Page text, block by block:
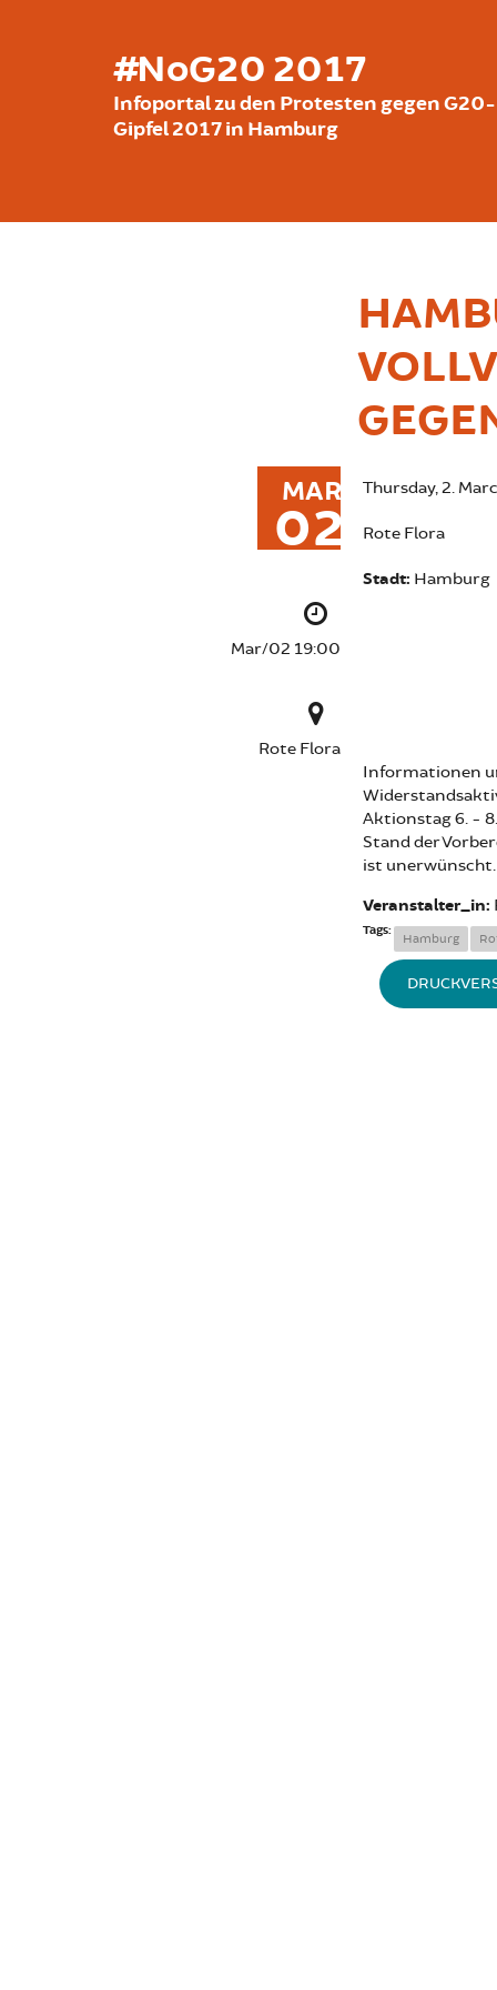
#NoG20 2017
Infoportal zu den Protesten gegen G20-
Gipfel 2017 in Hamburg
MAR
02
Mar/02 19:00
Rote Flora
Thursday, 2.
Rote Flora
Stadt: Hamburg
Informationen
Aktionstag 6. -
Stand der
ist unerwünscht.
Veranstalter_in:
Tags:
Hamburg